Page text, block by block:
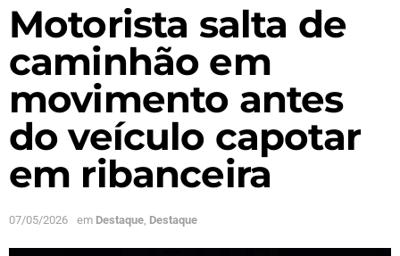
Motorista salta de
caminhão em
movimento antes
do veículo capotar
em ribanceira
07/05/2026 em Destaque, Destaque